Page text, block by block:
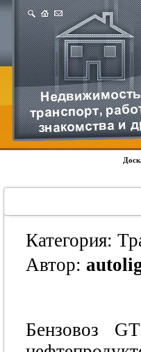
Категория:
Автор:
Бензовоз